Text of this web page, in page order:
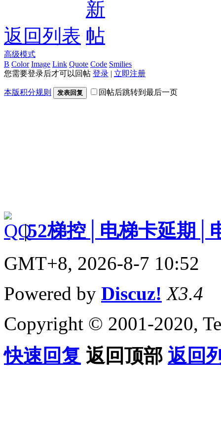
返回列表
高级模式
B Color Image Link Quote Code Smilies
您需要登录后才可以回帖 登录 | 立即注册
本版积分规则 发表回复 回帖后跳转到最后一页
|52梯控│电梯卡延期│
GMT+8, 2026-8-7 10:52
Powered by Discuz! X3.4
Copyright © 2001-2020,
快速回复 返回顶部 返回